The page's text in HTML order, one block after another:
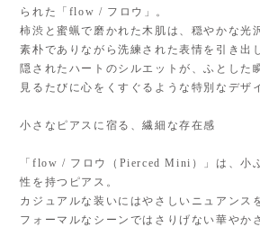
られた「flow / フロウ」。
柿渋と蜜蝋で磨かれた木肌は、穏やかな光
素朴でありながら洗練された表情を引き出
隠されたハートのシルエットが、ふとした
見るたびに心をくすぐるような特別なデザ
小さなピアスに宿る、繊細な存在感
「flow / フロウ（Pierced Mini）」は、小
性を持つピアス。
カジュアルな装いにはやさしいニュアンス
フォーマルなシーンではさりげない華やか